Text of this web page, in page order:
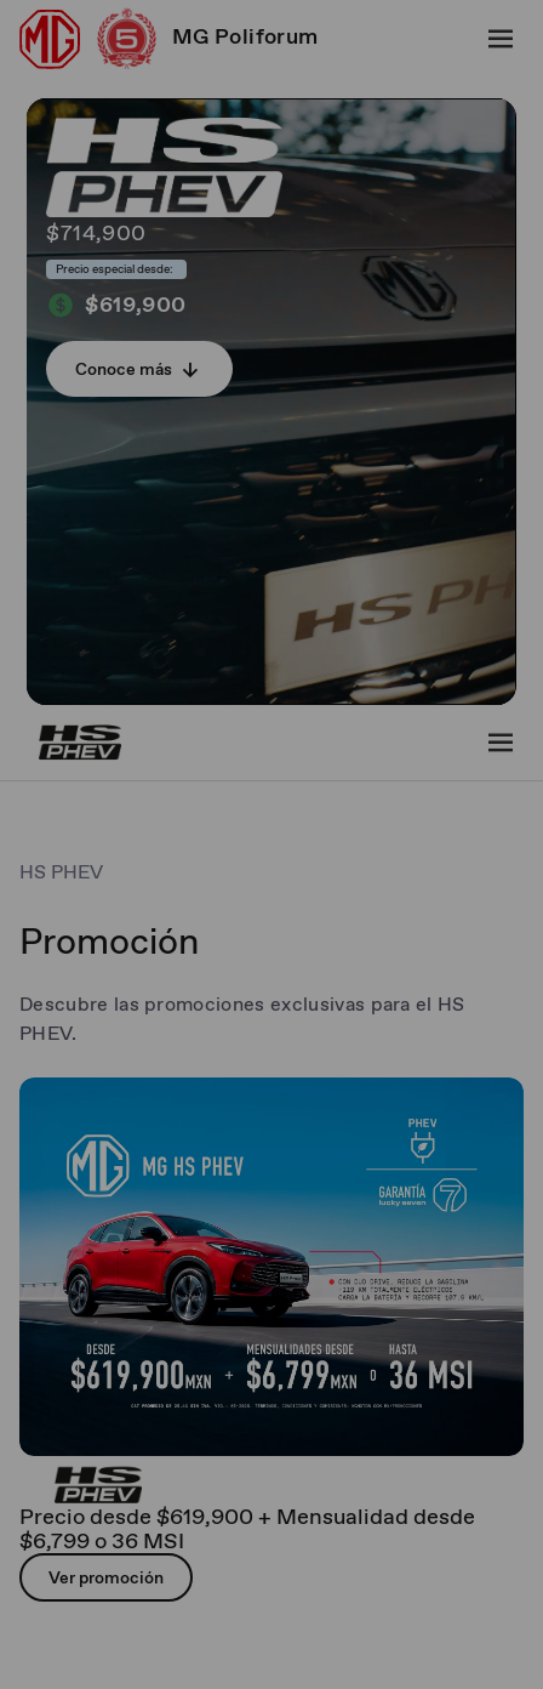
MG Poliforum
$714,900
Precio especial desde:
$619,900
Conoce más
HS PHEV
Promoción
Descubre las promociones exclusivas para el HS
PHEV.
Precio desde $619,900 + Mensualidad desde
$6,799 o 36 MSI
Ver promoción